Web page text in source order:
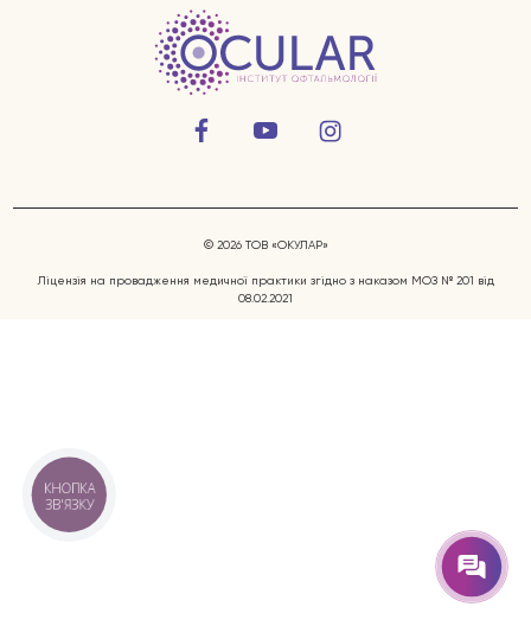
© 2026 ТОВ «ОКУЛАР»
Ліцензія на провадження медичної практики згідно з наказом МОЗ № 201 від
08.02.2021
КНОПКА
ЗВ'ЯЗКУ